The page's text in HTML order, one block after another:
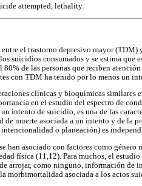
attempted, lethality.
el trastorno depresivo mayor (TDM)
suicidios consumados y se estima que
de las personas que reciben
con TDM ha tenido por lo menos un
clínicas y bioquímicas similares
en el estudio del espectro de
intento de suicidio, es una de las
de muerte asociada a un intento y de la
o planeación) es
han asociado con factores como género
física (11,12). Para muchos, el estudio
arrojar, como ninguno, información de
morbimortalidad asociada a los actos